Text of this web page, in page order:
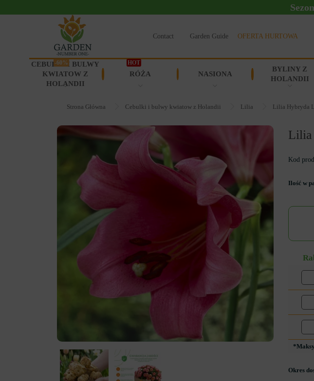
Contact Garden Guide OFERTA HURTOWA
CEBULKI I BULWY
KWIATOW Z
HOLANDII
-60%
RÓŻA
HOT
NASIONA
BYLINY Z
HOLANDII
Strona Główna Cebulki i bulwy kwiatow z Holandii Lilia Lilia Hybryda
Lilia
Kod
Ilość w
Okres